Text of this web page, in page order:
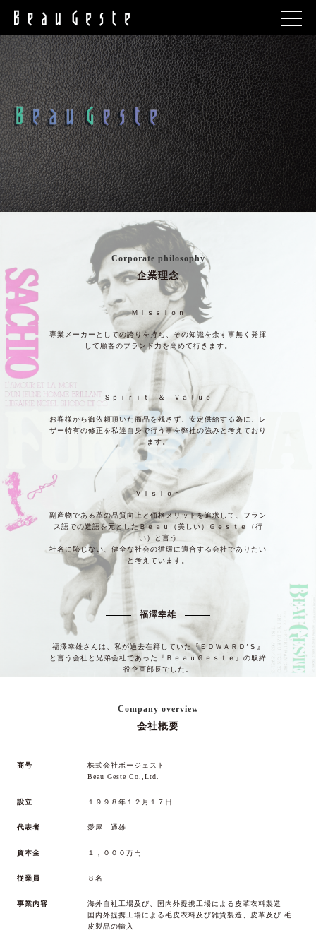
Corporate philosophy
企業理念
Ｍｉｓｓｉｏｎ
専業メーカーとしての誇りを持ち、その知識を余す事無く発揮
して顧客のブランド力を高めて行きます。
Ｓｐｉｒｉｔ ＆ Ｖａｌｕｅ
お客様から御依頼頂いた商品を残さず、安定供給する為に、レ
ザー特有の修正を私達自身で行う事を弊社の強みと考えており
ます。
Ｖｉｓｉｏｎ
副産物である革の品質向上と価格メリットを追求して、フラン
ス語での造語を元としたＢｅａｕ（美しい）Ｇｅｓｔｅ（行
い）と言う
社名に恥じない、健全な社会の循環に適合する会社でありたい
と考えています。
福澤幸雄
福澤幸雄さんは、私が過去在籍していた『ＥＤＷＡＲＤ’Ｓ』
と言う会社と兄弟会社であった『ＢｅａｕＧｅｓｔｅ』の取締
役企画部長でした。
出来上がったばかりのヤマハのテストコースで、豊田のスポー
ツカー“トヨタ７”の走行テスト中、事故に遭い１９６９年に亡
れ、
現在に至っております。
の様に作った素材かを熟知しております。積み重ねた実績が生
む経験、既存の常識に囚われない斬新な理論、その二つから紡
ぎ出される素材の選定と提案力が、多様性にお応え出来る私達
Company overview
会社概要
商号
株式会社ボージェスト
Beau Geste Co.,Ltd.
設立 １９９８年１２月１７日
代表者 愛屋 通雄
資本金 １，０００万円
従業員 ８名
事業内容
海外自社工場及び、国内外提携工場による皮革衣料製造
国内外提携工場による毛皮衣料及び雑貨製造、皮革及び 毛
皮製品の輸入